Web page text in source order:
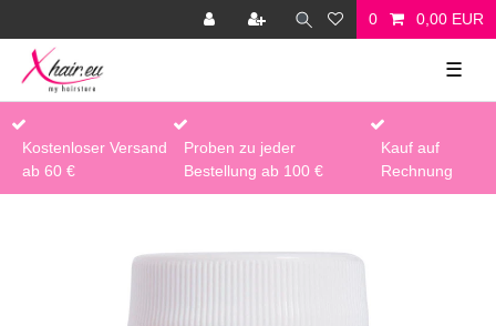
0 0,00 EUR
☰
Kostenloser Versand
ab 60 €
Proben zu jeder
Bestellung ab 100 €
Kauf auf
Rechnung